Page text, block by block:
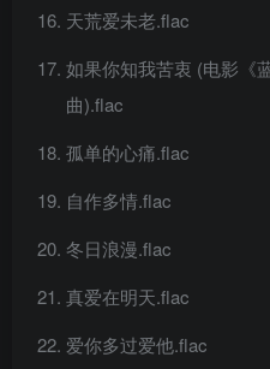
天荒爱未老.flac
如果你知我苦衷 (电影《
曲).flac
孤单的心痛.flac
自作多情.flac
冬日浪漫.flac
真爱在明天.flac
爱你多过爱他.flac